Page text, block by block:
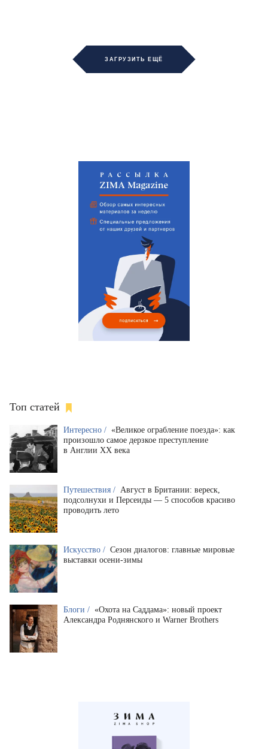
ЗАГРУЗИТЬ ЕЩЁ
Топ статей
Интересно / «Великое ограбление поезда»: как
произошло самое дерзкое преступление
в Англии XX века
Путешествия / Август в Британии: вереск,
подсолнухи и Персеиды — 5 способов красиво
проводить лето
Искусство / Сезон диалогов: главные мировые
выставки осени-зимы
Блоги / «Охота на Саддама»: новый проект
Александра Роднянского и Warner Brothers